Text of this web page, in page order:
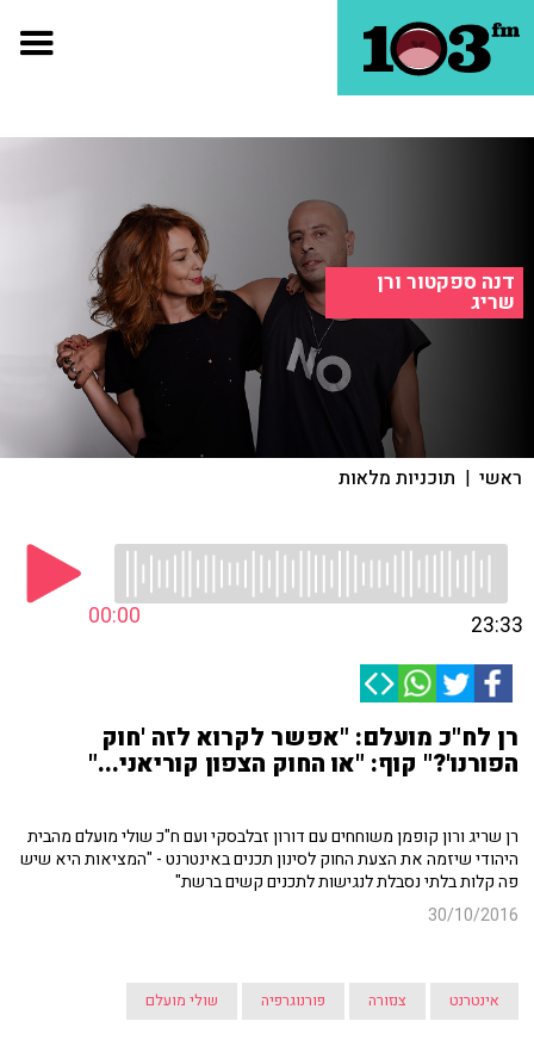
דנה ספקטור ורן
שריג
ראשי | תוכניות מלאות
00:00 23:33
רן לח"כ מועלם: "אפשר לקרוא לזה 'חוק
הפורנו'?" קוף: "או החוק הצפון קוריאני..."
רן שריג ורון קופמן משוחחים עם דורון זבלבסקי ועם ח"כ שולי מועלם מהבית
היהודי שיזמה את הצעת החוק לסינון תכנים באינטרנט - "המציאות היא שיש
פה קלות בלתי נסבלת לנגישות לתכנים קשים ברשת"
30/10/2016
אינטרנט צנזורה פורנוגרפיה שולי מועלם